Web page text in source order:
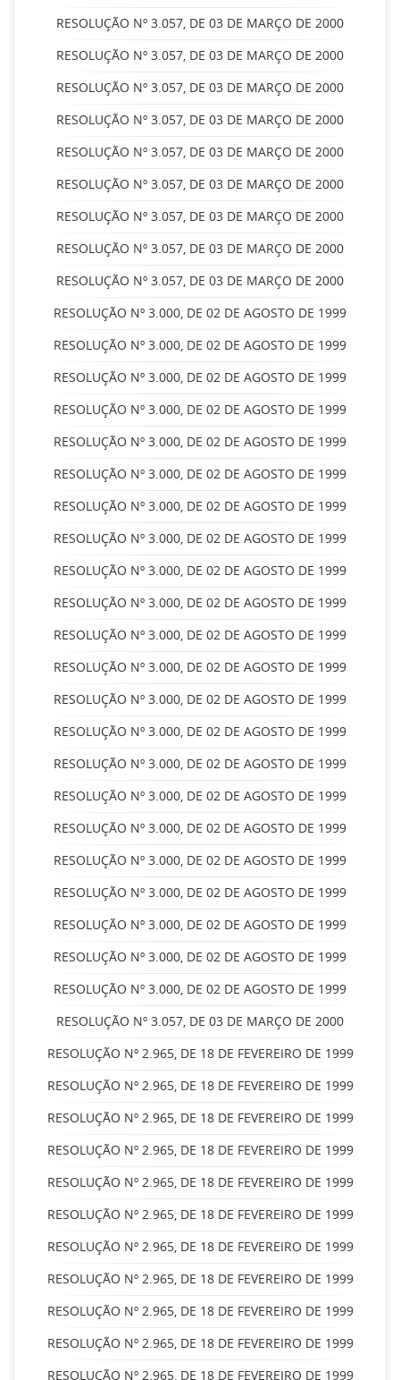
RESOLUÇÃO Nº 3.057, DE 03 DE MARÇO DE 2000
RESOLUÇÃO Nº 3.057, DE 03 DE MARÇO DE 2000
RESOLUÇÃO Nº 3.057, DE 03 DE MARÇO DE 2000
RESOLUÇÃO Nº 3.057, DE 03 DE MARÇO DE 2000
RESOLUÇÃO Nº 3.057, DE 03 DE MARÇO DE 2000
RESOLUÇÃO Nº 3.057, DE 03 DE MARÇO DE 2000
RESOLUÇÃO Nº 3.057, DE 03 DE MARÇO DE 2000
RESOLUÇÃO Nº 3.057, DE 03 DE MARÇO DE 2000
RESOLUÇÃO Nº 3.057, DE 03 DE MARÇO DE 2000
RESOLUÇÃO Nº 3.000, DE 02 DE AGOSTO DE 1999
RESOLUÇÃO Nº 3.000, DE 02 DE AGOSTO DE 1999
RESOLUÇÃO Nº 3.000, DE 02 DE AGOSTO DE 1999
RESOLUÇÃO Nº 3.000, DE 02 DE AGOSTO DE 1999
RESOLUÇÃO Nº 3.000, DE 02 DE AGOSTO DE 1999
RESOLUÇÃO Nº 3.000, DE 02 DE AGOSTO DE 1999
RESOLUÇÃO Nº 3.000, DE 02 DE AGOSTO DE 1999
RESOLUÇÃO Nº 3.000, DE 02 DE AGOSTO DE 1999
RESOLUÇÃO Nº 3.000, DE 02 DE AGOSTO DE 1999
RESOLUÇÃO Nº 3.000, DE 02 DE AGOSTO DE 1999
RESOLUÇÃO Nº 3.000, DE 02 DE AGOSTO DE 1999
RESOLUÇÃO Nº 3.000, DE 02 DE AGOSTO DE 1999
RESOLUÇÃO Nº 3.000, DE 02 DE AGOSTO DE 1999
RESOLUÇÃO Nº 3.000, DE 02 DE AGOSTO DE 1999
RESOLUÇÃO Nº 3.000, DE 02 DE AGOSTO DE 1999
RESOLUÇÃO Nº 3.000, DE 02 DE AGOSTO DE 1999
RESOLUÇÃO Nº 3.000, DE 02 DE AGOSTO DE 1999
RESOLUÇÃO Nº 3.000, DE 02 DE AGOSTO DE 1999
RESOLUÇÃO Nº 3.000, DE 02 DE AGOSTO DE 1999
RESOLUÇÃO Nº 3.000, DE 02 DE AGOSTO DE 1999
RESOLUÇÃO Nº 3.000, DE 02 DE AGOSTO DE 1999
RESOLUÇÃO Nº 3.000, DE 02 DE AGOSTO DE 1999
RESOLUÇÃO Nº 3.057, DE 03 DE MARÇO DE 2000
RESOLUÇÃO Nº 2.965, DE 18 DE FEVEREIRO DE 1999
RESOLUÇÃO Nº 2.965, DE 18 DE FEVEREIRO DE 1999
RESOLUÇÃO Nº 2.965, DE 18 DE FEVEREIRO DE 1999
RESOLUÇÃO Nº 2.965, DE 18 DE FEVEREIRO DE 1999
RESOLUÇÃO Nº 2.965, DE 18 DE FEVEREIRO DE 1999
RESOLUÇÃO Nº 2.965, DE 18 DE FEVEREIRO DE 1999
RESOLUÇÃO Nº 2.965, DE 18 DE FEVEREIRO DE 1999
RESOLUÇÃO Nº 2.965, DE 18 DE FEVEREIRO DE 1999
RESOLUÇÃO Nº 2.965, DE 18 DE FEVEREIRO DE 1999
RESOLUÇÃO Nº 2.965, DE 18 DE FEVEREIRO DE 1999
RESOLUÇÃO Nº 2.965, DE 18 DE FEVEREIRO DE 1999